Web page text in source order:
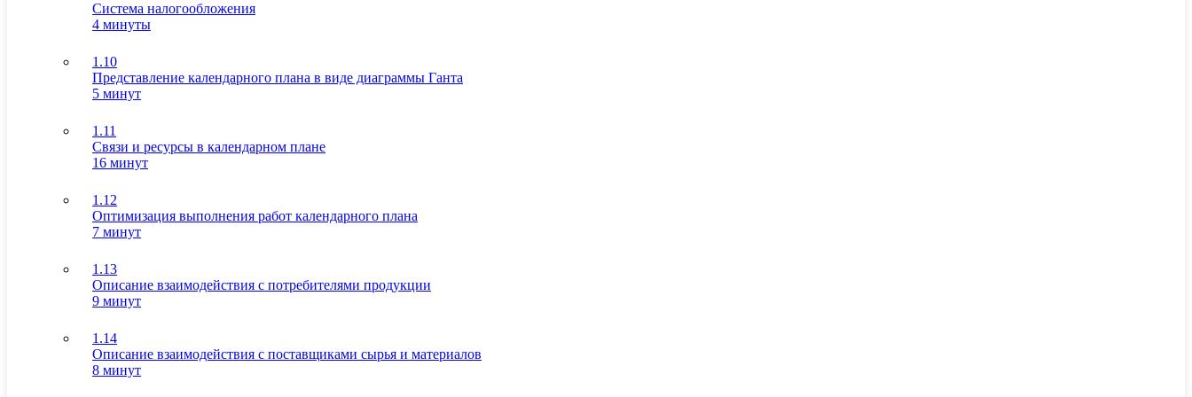
Система налогообложения
4 минуты
1.10
Представление календарного плана в виде диаграммы Ганта
5 минут
1.11
Связи и ресурсы в календарном плане
16 минут
1.12
Оптимизация выполнения работ календарного плана
7 минут
1.13
Описание взаимодействия с потребителями продукции
9 минут
1.14
Описание взаимодействия с поставщиками сырья и материалов
8 минут